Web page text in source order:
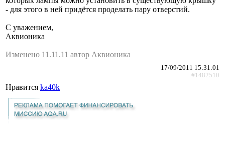
- для этого в ней придётся проделать пару отверстий.
С уважением,
Аквионика
Изменено 11.11.11 автор Аквионика
17/09/2011 15:31:01
#1482510
Нравится ka40k